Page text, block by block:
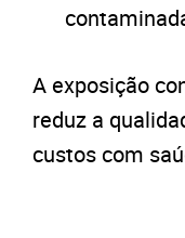
A exposição
reduz a
custos com